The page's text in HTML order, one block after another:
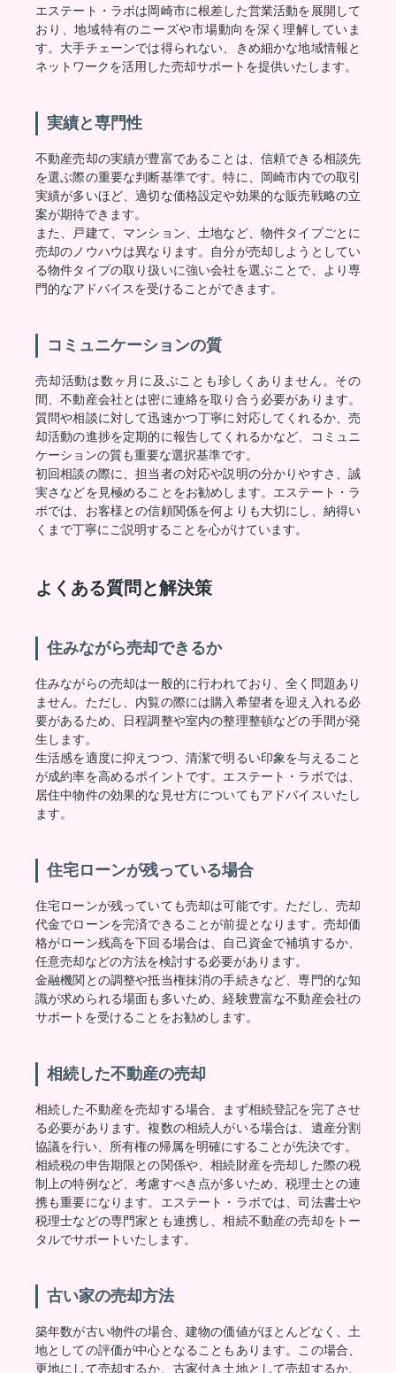
エステート・ラボは岡崎市に根差した営業活動を展開して
おり、地域特有のニーズや市場動向を深く理解していま
す。大手チェーンでは得られない、きめ細かな地域情報と
ネットワークを活用した売却サポートを提供いたします。
実績と専門性
不動産売却の実績が豊富であることは、信頼できる相談先
を選ぶ際の重要な判断基準です。特に、岡崎市内での取引
実績が多いほど、適切な価格設定や効果的な販売戦略の立
案が期待できます。
また、戸建て、マンション、土地など、物件タイプごとに
売却のノウハウは異なります。自分が売却しようとしてい
る物件タイプの取り扱いに強い会社を選ぶことで、より専
門的なアドバイスを受けることができます。
コミュニケーションの質
売却活動は数ヶ月に及ぶことも珍しくありません。その
間、不動産会社とは密に連絡を取り合う必要があります。
質問や相談に対して迅速かつ丁寧に対応してくれるか、売
却活動の進捗を定期的に報告してくれるかなど、コミュニ
ケーションの質も重要な選択基準です。
初回相談の際に、担当者の対応や説明の分かりやすさ、誠
実さなどを見極めることをお勧めします。エステート・ラ
ボでは、お客様との信頼関係を何よりも大切にし、納得い
くまで丁寧にご説明することを心がけています。
よくある質問と解決策
住みながら売却できるか
住みながらの売却は一般的に行われており、全く問題あり
ません。ただし、内覧の際には購入希望者を迎え入れる必
要があるため、日程調整や室内の整理整頓などの手間が発
生します。
生活感を適度に抑えつつ、清潔で明るい印象を与えること
が成約率を高めるポイントです。エステート・ラボでは、
居住中物件の効果的な見せ方についてもアドバイスいたし
ます。
住宅ローンが残っている場合
住宅ローンが残っていても売却は可能です。ただし、売却
代金でローンを完済できることが前提となります。売却価
格がローン残高を下回る場合は、自己資金で補填するか、
任意売却などの方法を検討する必要があります。
金融機関との調整や抵当権抹消の手続きなど、専門的な知
識が求められる場面も多いため、経験豊富な不動産会社の
サポートを受けることをお勧めします。
相続した不動産の売却
相続した不動産を売却する場合、まず相続登記を完了させ
る必要があります。複数の相続人がいる場合は、遺産分割
協議を行い、所有権の帰属を明確にすることが先決です。
相続税の申告期限との関係や、相続財産を売却した際の税
制上の特例など、考慮すべき点が多いため、税理士との連
携も重要になります。エステート・ラボでは、司法書士や
税理士などの専門家とも連携し、相続不動産の売却をトー
タルでサポートいたします。
古い家の売却方法
築年数が古い物件の場合、建物の価値がほとんどなく、土
地としての評価が中心となることもあります。この場合、
更地にして売却するか、古家付き土地として売却するか、